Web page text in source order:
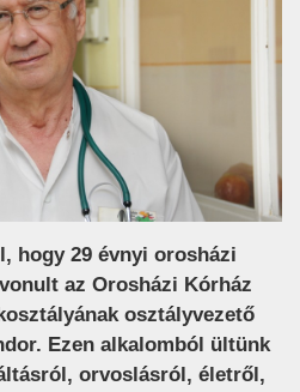
hogy 29 évnyi orosházi
az Orosházi Kórház
osztályvezető
Ezen alkalomból ültünk
orvoslásról, életről,